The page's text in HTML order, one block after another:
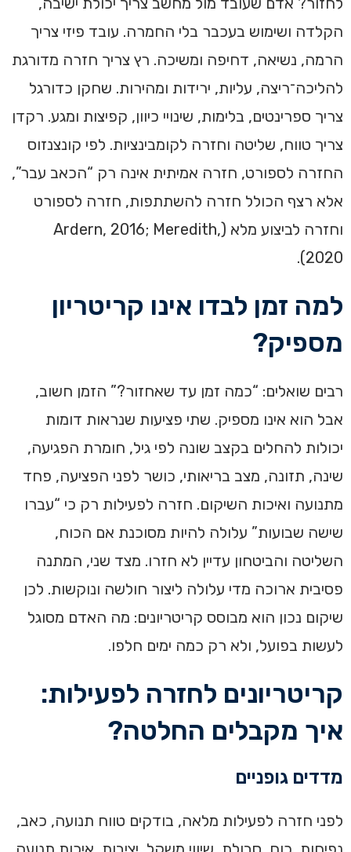
הקלדה ושימוש בעכבר בלי החמרה. עובד פיזי צריך
הרמה, נשיאה, דחיפה ומשיכה. רץ צריך חזרה מדורגת
להליכה־ריצה, עליות, ירידות ומהירות. שחקן כדורגל
צריך ספרינטים, בלימות, שינויי כיוון, קפיצות ומגע. רקדן
צריך טווח, שליטה וחזרה לקומבינציות. לפי קונצנזוס
החזרה לספורט, חזרה אמיתית אינה רק “הכאב עבר”,
אלא רצף הכולל חזרה להשתתפות, חזרה לספורט
וחזרה לביצוע מלא (Ardern, 2016; Meredith,
2020).
למה זמן לבדו אינו קריטריון
מספיק?
רבים שואלים: “כמה זמן עד שאחזור?” הזמן חשוב,
אבל הוא אינו מספיק. שתי פציעות שנראות דומות
יכולות להחלים בקצב שונה לפי גיל, חומרת הפגיעה,
שינה, תזונה, מצב בריאותי, כושר לפני הפציעה, פחד
מתנועה ואיכות השיקום. חזרה לפעילות רק כי “עברו
שישה שבועות” עלולה להיות מסוכנת אם הכוח,
השליטה והביטחון עדיין לא חזרו. מצד שני, המתנה
פסיבית ארוכה מדי עלולה ליצור חולשה ונוקשות. לכן
שיקום נכון הוא מבוסס קריטריונים: מה האדם מסוגל
לעשות בפועל, ולא רק כמה ימים חלפו.
קריטריונים לחזרה לפעילות:
איך מקבלים החלטה?
מדדים גופניים
לפני חזרה לפעילות מלאה, בודקים טווח תנועה, כאב,